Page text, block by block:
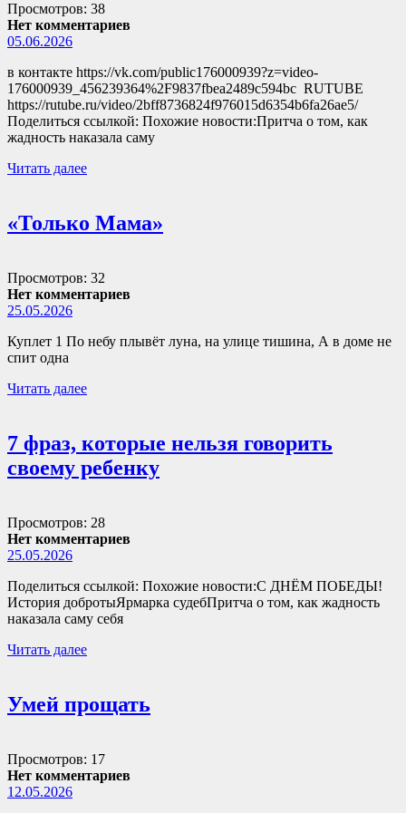
Просмотров: 38
Нет комментариев
05.06.2026
в контакте https://vk.com/public176000939?z=video-
176000939_456239364%2F9837fbea2489c594bc RUTUBE
https://rutube.ru/video/2bff8736824f976015d6354b6fa26ae5/
Поделиться ссылкой: Похожие новости:Притча о том, как
жадность наказала саму
Читать далее
«Только Мама»
Просмотров: 32
Нет комментариев
25.05.2026
Куплет 1 По небу плывёт луна, на улице тишина, А в доме не
спит одна
Читать далее
7 фраз, которые нельзя говорить
своему ребенку
Просмотров: 28
Нет комментариев
25.05.2026
Поделиться ссылкой: Похожие новости:С ДНЁМ ПОБЕДЫ!
История добротыЯрмарка судебПритча о том, как жадность
наказала саму себя
Читать далее
Умей прощать
Просмотров: 17
Нет комментариев
12.05.2026